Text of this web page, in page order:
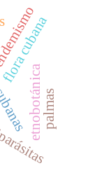
flora cubana
etnobotánicapalmas